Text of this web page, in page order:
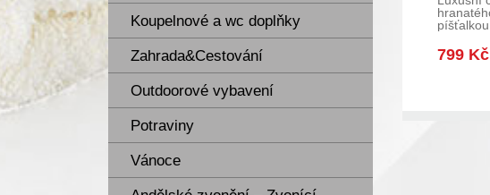
Koupelnové a wc doplňky
Zahrada&Cestování
Outdoorové vybavení
Potraviny
Vánoce
799 Kč